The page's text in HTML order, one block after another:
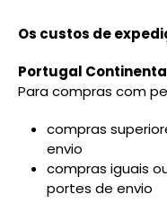
Os custos de
Portugal
Para compras com
compras
envio
compras iguais
portes de envio